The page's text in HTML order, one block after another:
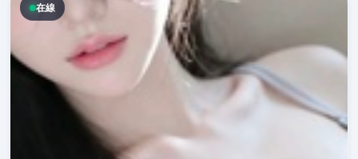
在線